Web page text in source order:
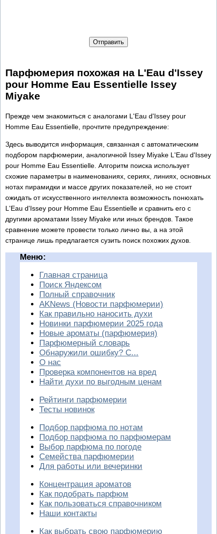
Отправить
Парфюмерия похожая на L'Eau d'Issey
pour Homme Eau Essentielle Issey
Miyake
Прежде чем знакомиться с аналогами L'Eau d'Issey pour
Homme Eau Essentielle, прочтите предупреждение:
Здесь выводится информация, связанная с автоматическим
подбором парфюмерии, аналогичной Issey Miyake L'Eau d'Issey
pour Homme Eau Essentielle. Алгоритм поиска использует
схожие параметры в наименованиях, сериях, линиях, основных
нотах пирамидки и массе других показателей, но не стоит
ожидать от искусственного интеллекта возможность понюхать
L'Eau d'Issey pour Homme Eau Essentielle и сравнить его с
другими ароматами Issey Miyake или иных брендов. Такое
сравнение можете провести только лично вы, а на этой
странице лишь предлагается сузить поиск похожих духов.
Меню:
Главная страница
Поиск Яндексом
Полный справочник
AKNews (Новости парфюмерии)
Как правильно наносить духи
Новинки парфюмерии 2025 года
Новые ароматы (парфюмерия)
Парфюмерный словарь
Обнаружили ошибку? С...
О нас
Проверка компонентов на вред
Найти духи по выгодным ценам
Рейтинги парфюмерии
Тесты новинок
Подбор парфюма по нотам
Подбор парфюма по парфюмерам
Выбор парфюма по погоде
Семейства парфюмерии
Для работы или вечеринки
Концентрация ароматов
Как подобрать парфюм
Как пользоваться справочником
Наши контакты
Как выбрать свою парфюмерию